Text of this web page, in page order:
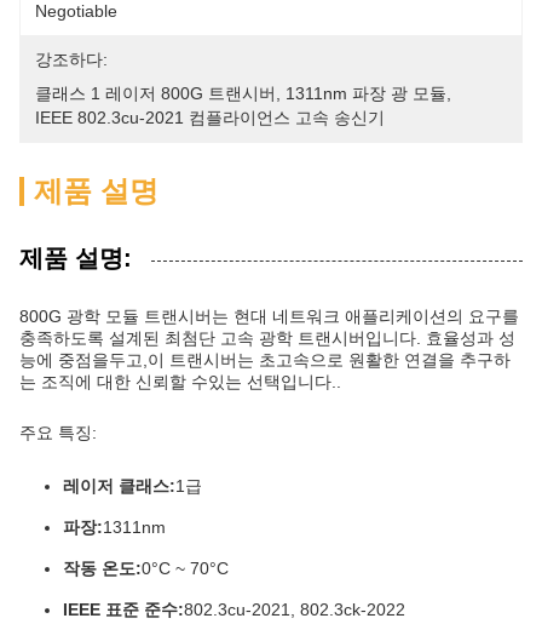
Negotiable
강조하다:
클래스 1 레이저 800G 트랜시버
1311nm 파장 광 모듈
IEEE 802.3cu-2021 컴플라이언스 고속 송신기
제품 설명
제품 설명:
800G 광학 모듈 트랜시버는 현대 네트워크 애플리케이션의 요구를
충족하도록 설계된 최첨단 고속 광학 트랜시버입니다. 효율성과 성
능에 중점을두고,이 트랜시버는 초고속으로 원활한 연결을 추구하
는 조직에 대한 신뢰할 수있는 선택입니다..
주요 특징:
레이저 클래스:1급
파장:1311nm
작동 온도:0°C ~ 70°C
IEEE 표준 준수:802.3cu-2021, 802.3ck-2022